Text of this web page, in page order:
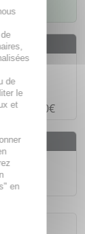
de 30€
de
le
et
en